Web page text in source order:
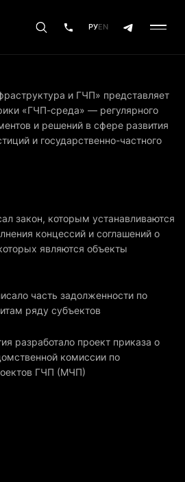
РУEN
и ГЧП» представляет
«ГЧП-среда» — регулярного
и решений в сфере развития
и государственно-частного
закон, которым устанавливаются
концессий и соглашений о
являются объекты
часть задолженности по
ряду субъектов
разработало проект приказа о
комиссии по
ГЧП (МЧП)